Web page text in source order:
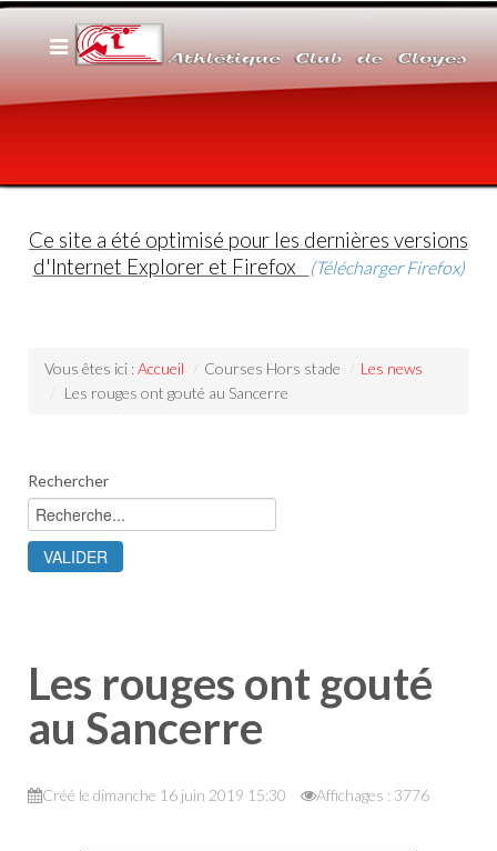
Ce site a été optimisé pour les dernières versions
d'Internet Explorer et Firefox
(Télécharger Firefox)
Vous êtes ici :Accueil / Courses Hors stade / Les news
/ Les rouges ont gouté au Sancerre
Rechercher
Les rouges ont gouté
au Sancerre
Créé le dimanche 16 juin 2019 15:30 Affichages : 3776